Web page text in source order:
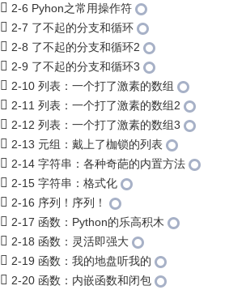
2-6 Pyhon之常用操作符
2-7 了不起的分支和循环
2-8 了不起的分支和循环2
2-9 了不起的分支和循环3
2-10 列表：一个打了激素的数组
2-11 列表：一个打了激素的数组2
2-12 列表：一个打了激素的数组3
2-13 元组：戴上了枷锁的列表
2-14 字符串：各种奇葩的内置方法
2-15 字符串：格式化
2-16 序列！序列！
2-17 函数：Python的乐高积木
2-18 函数：灵活即强大
2-19 函数：我的地盘听我的
2-20 函数：内嵌函数和闭包